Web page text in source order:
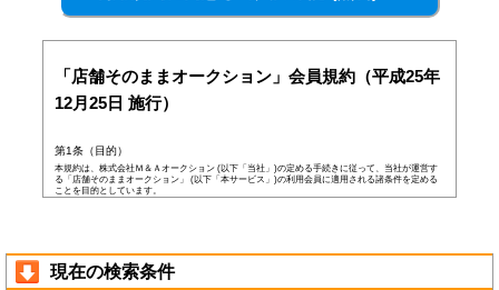
「店舗そのままオークション」会員規約（平成25年
12月25日 施行）
第1条（目的）
本規約は、株式会社Ｍ＆Ａオークション (以下「当社」)の定める手続きに従って、当社が運営す
る「店舗そのままオークション」 (以下「本サービス」)の利用会員に適用される諸条件を定める
ことを目的としています。
以下の各号の条件を全て満たした者を本サービスの会員(以下「会員」)とします。
本規約に同意した者
当社所定の登録情報を当社へ提出した者
現在の検索条件